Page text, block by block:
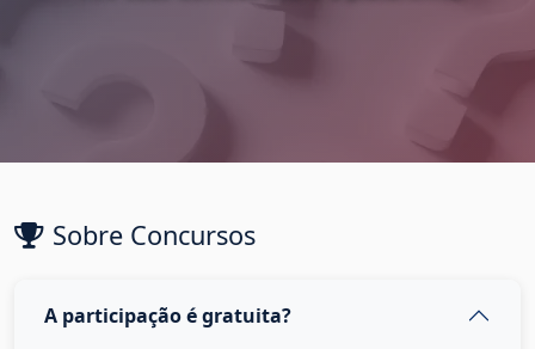
Sobre Concursos
A participação é gratuita?